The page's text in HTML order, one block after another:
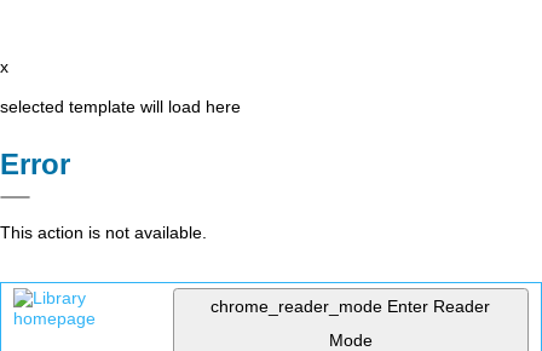
x
selected template will load here
Error
This action is not available.
chrome_reader_mode Enter Reader
Mode